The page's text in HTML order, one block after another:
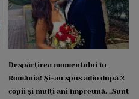
Despărțirea momentului în
România! Și-au spus adio după 2
copii și mulți ani împreună. „Sunt